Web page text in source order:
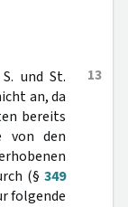
13
und St.
an, da
bereits
von den
(§ 349
folgende